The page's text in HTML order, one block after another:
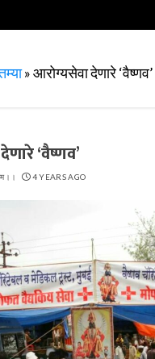
»आरोग्यसेवा देणारे ‘वैष्णव’
‘वैष्णव’
4 YEARS AGO